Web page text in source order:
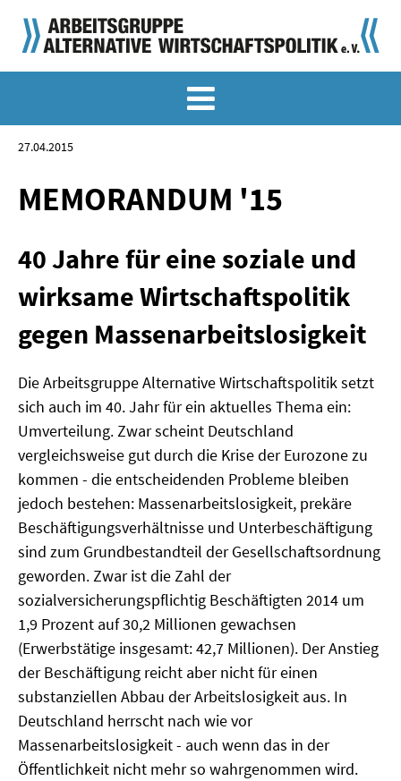
KLASSIKER
SONDERVERÖFFENTLICHUNGEN
LANGFASSUNGEN ZU DEN MEMORANDEN
MATERIALIEN
MATERIALIEN ZU DEN MEMORANDEN
MATERIALIEN ZUR SOMMERSCHULE
MEMO-FORUM
SOMMERSCHULE
SOMMERSCHULE 2025
SOMMERSCHULE 2023
SOMMERSCHULE 2022
SOMMERSCHULE 2021
SOMMERSCHULE 2020
27.04.2015
MEMORANDUM '15
40 Jahre für eine soziale und
wirksame Wirtschaftspolitik
gegen Massenarbeitslosigkeit
Die Arbeitsgruppe Alternative Wirtschaftspolitik setzt
sich auch im 40. Jahr für ein aktuelles Thema ein:
Umverteilung. Zwar scheint Deutschland
vergleichsweise gut durch die Krise der Eurozone zu
kommen - die entscheidenden Probleme bleiben
jedoch bestehen: Massenarbeitslosigkeit, prekäre
Beschäftigungsverhältnisse und Unterbeschäftigung
sind zum Grundbestandteil der Gesellschaftsordnung
geworden. Zwar ist die Zahl der
sozialversicherungspflichtig Beschäftigten 2014 um
1,9 Prozent auf 30,2 Millionen gewachsen
(Erwerbstätige insgesamt: 42,7 Millionen). Der Anstieg
der Beschäftigung reicht aber nicht für einen
substanziellen Abbau der Arbeitslosigkeit aus. In
Deutschland herrscht nach wie vor
Massenarbeitslosigkeit - auch wenn das in der
Öffentlichkeit nicht mehr so wahrgenommen wird.